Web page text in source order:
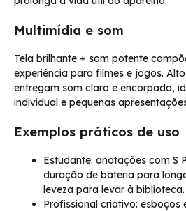
Multimídia e som
Tela brilhante + som potente
experiência para filmes e jogos.
entregam som claro e encorpado,
individual e pequenas
Exemplos práticos de uso
Estudante: anotações com S
duração de bateria para
leveza para levar à biblioteca.
Profissional criativo: esboços